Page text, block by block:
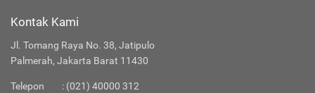
Kontak Kami
Jl. Tomang Raya No. 38, Jatipulo
Palmerah, Jakarta Barat 11430
Telepon : (021) 40000 312